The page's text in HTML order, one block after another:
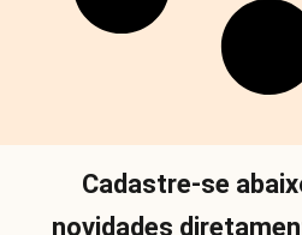
Cadastre-se
novidades